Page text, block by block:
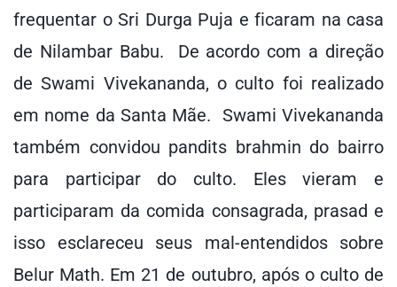
frequentar o Sri Durga Puja e ficaram na casa
de Nilambar Babu. De acordo com a direção
de Swami Vivekananda, o culto foi realizado
em nome da Santa Mãe. Swami Vivekananda
também convidou pandits brahmin do bairro
para participar do culto. Eles vieram e
participaram da comida consagrada, prasad e
isso esclareceu seus mal-entendidos sobre
Belur Math. Em 21 de outubro, após o culto de